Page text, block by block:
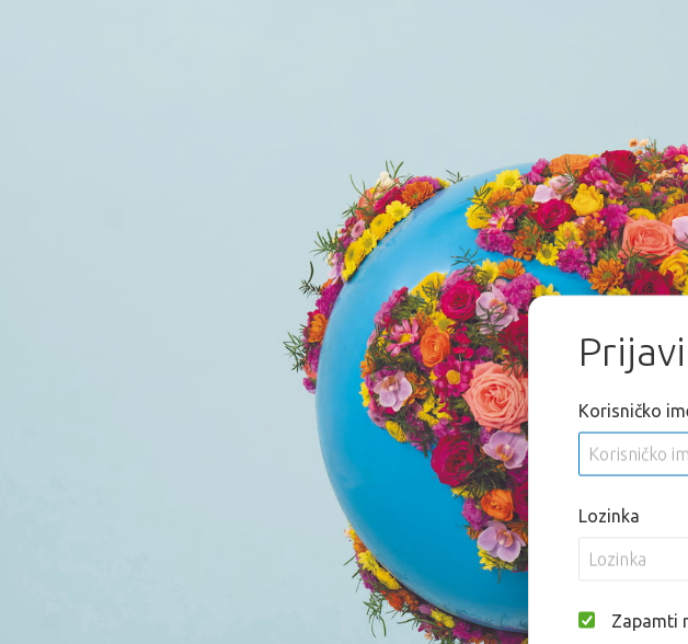
Korisničko
Lozinka
Zapamti